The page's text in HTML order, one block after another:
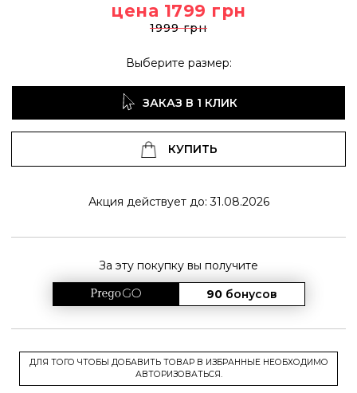
цена 1799 грн
1999 грн
Выберите размер:
ЗАКАЗ В 1 КЛИК
КУПИТЬ
Акция действует до: 31.08.2026
За эту покупку вы получите
90 бонусов
ДЛЯ ТОГО ЧТОБЫ ДОБАВИТЬ ТОВАР В ИЗБРАННЫЕ НЕОБХОДИМО
АВТОРИЗОВАТЬСЯ.